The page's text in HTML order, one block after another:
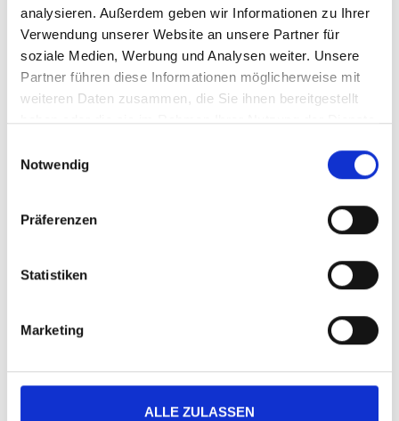
analysieren. Außerdem geben wir Informationen zu Ihrer
Verwendung unserer Website an unsere Partner für
soziale Medien, Werbung und Analysen weiter. Unsere
Partner führen diese Informationen möglicherweise mit
weiteren Daten zusammen, die Sie ihnen bereitgestellt
haben oder die sie im Rahmen Ihrer Nutzung der Dienste
Notwendig
Präferenzen
Statistiken
Marketing
ALLE ZULASSEN
Ihr Nachname (Pflichtfeld)